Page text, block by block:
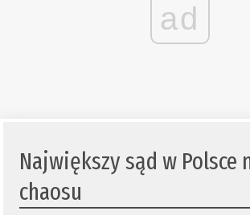
ad
Największy sąd w Polsce
chaosu